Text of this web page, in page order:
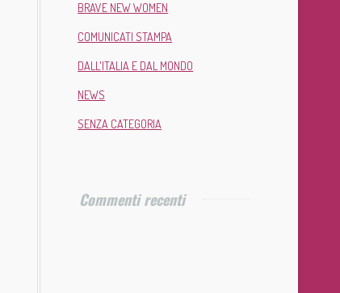
BRAVE NEW WOMEN
COMUNICATI STAMPA
DALL'ITALIA E DAL MONDO
NEWS
SENZA CATEGORIA
Commenti recenti